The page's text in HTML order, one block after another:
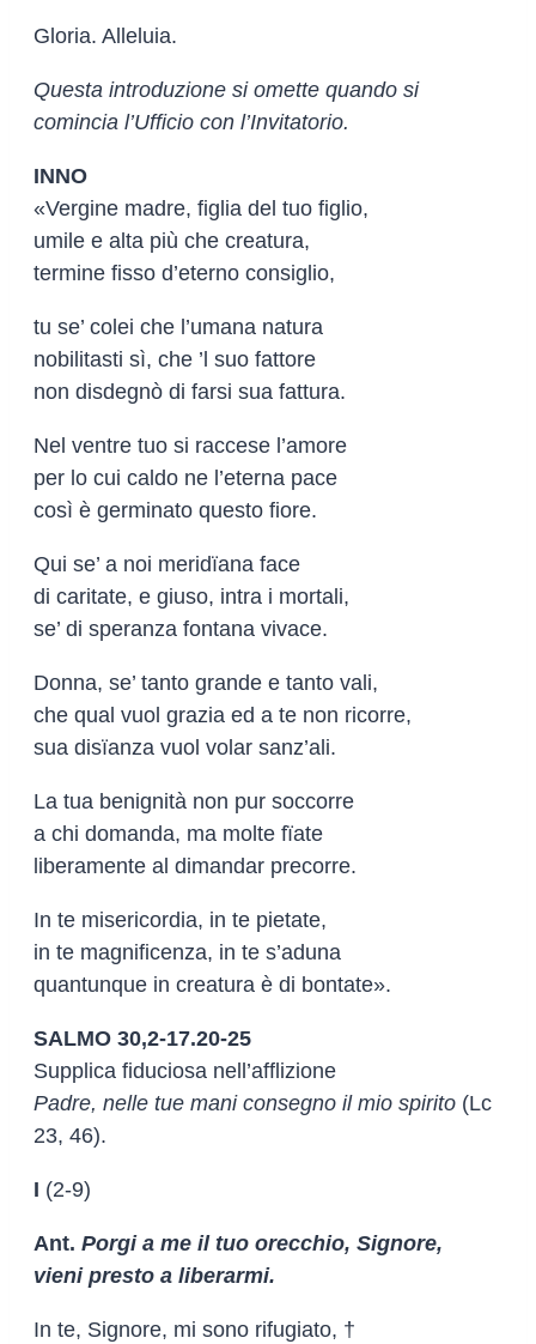
Gloria. Alleluia.
Questa introduzione si omette quando si
comincia l’Ufficio con l’Invitatorio.
INNO
«Vergine madre, figlia del tuo figlio,
umile e alta più che creatura,
termine fisso d’eterno consiglio,
tu se’ colei che l’umana natura
nobilitasti sì, che ’l suo fattore
non disdegnò di farsi sua fattura.
Nel ventre tuo si raccese l’amore
per lo cui caldo ne l’eterna pace
così è germinato questo fiore.
Qui se’ a noi meridïana face
di caritate, e giuso, intra i mortali,
se’ di speranza fontana vivace.
Donna, se’ tanto grande e tanto vali,
che qual vuol grazia ed a te non ricorre,
sua disïanza vuol volar sanz’ali.
La tua benignità non pur soccorre
a chi domanda, ma molte fïate
liberamente al dimandar precorre.
In te misericordia, in te pietate,
in te magnificenza, in te s’aduna
quantunque in creatura è di bontate».
SALMO 30,2-17.20-25
Supplica fiduciosa nell’afflizione
Padre, nelle tue mani consegno il mio spirito (Lc
23, 46).
I (2-9)
Ant. Porgi a me il tuo orecchio, Signore,
vieni presto a liberarmi.
In te, Signore, mi sono rifugiato, †